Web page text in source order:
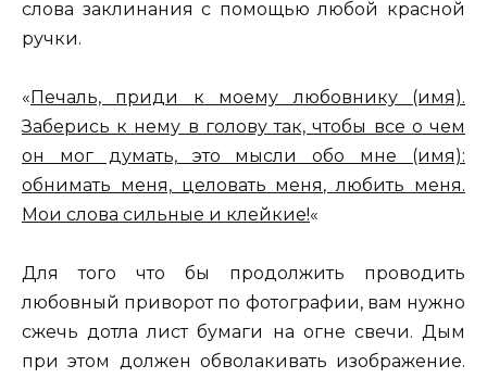
слова заклинания с помощью любой красной
ручки.
«Печаль, приди к моему любовнику (имя).
Заберись к нему в голову так, чтобы все о чем
он мог думать, это мысли обо мне (имя):
обнимать меня, целовать меня, любить меня.
Мои слова сильные и клейкие!«
Для того что бы продолжить проводить
любовный приворот по фотографии, вам нужно
сжечь дотла лист бумаги на огне свечи. Дым
при этом должен обволакивать изображение.